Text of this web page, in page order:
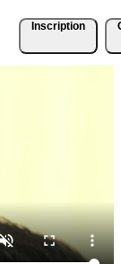
Inscription